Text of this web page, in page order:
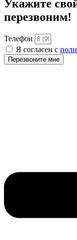
Укажите
перезвоним!
Телефон
Я согласен с
Перезвоните мне